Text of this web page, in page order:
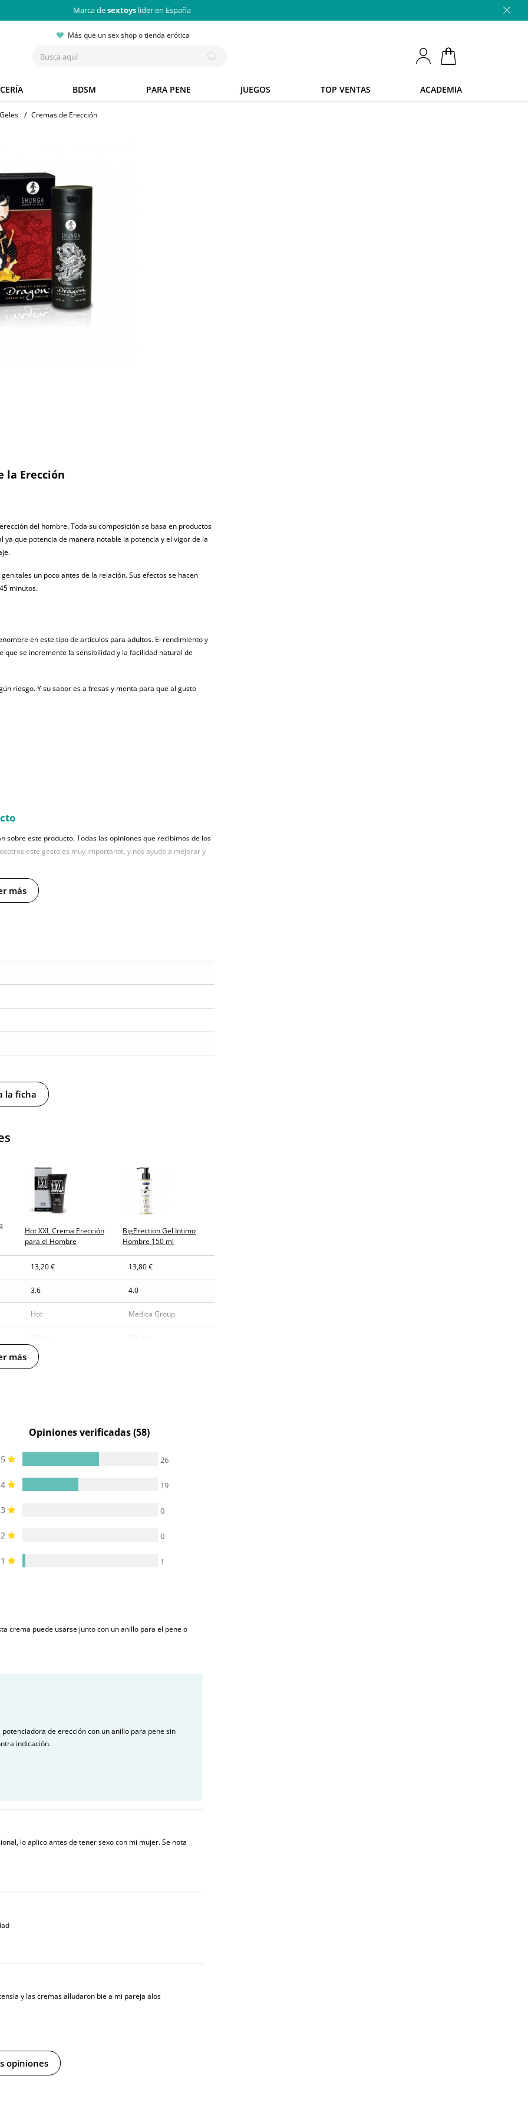
Marca desextoys lider en España
Más que un sex shop o tienda erótica
BDSM PARA PENE JUEGOS TOP VENTAS ACADEMIA
/ Cremas de Erección
la Erección
del hombre. Toda su composición se basa en productos
que potencia de manera notable la potencia y el vigor de la
un poco antes de la relación. Sus efectos se hacen
minutos.
en este tipo de artículos para adultos. El rendimiento y
que se incremente la sensibilidad y la facilidad natural de
riesgo. Y su sabor es a fresas y menta para que al gusto
sobre este producto. Todas las opiniones que recibimos de los
este gesto es muy importante, y nos ayuda a mejorar y
más
sin distintivos
(fecha estimada)
la ficha
Hot XXL Crema Erección
para el Hombre
BigErection Gel Intimo
Hombre 150 ml
13,20 € 13,80 €
3.6 4.0
Hot Medica Group
50 ml 150 ml
más
Opiniones verificadas (58)
5 26
4 19
3 0
2 0
1 1
crema puede usarse junto con un anillo para el pene o
de erección con un anillo para pene sin
indicación.
lo aplico antes de tener sexo con mi mujer. Se nota
y las cremas alludaron bie a mi pareja alos
opiniones